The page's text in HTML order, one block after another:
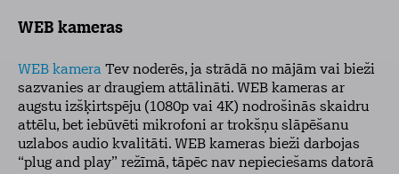
WEB kameras
WEB kamera Tev noderēs, ja strādā no mājām vai bieži
sazvanies ar draugiem attālināti. WEB kameras ar
augstu izšķirtspēju (1080p vai 4K) nodrošinās skaidru
attēlu, bet iebūvēti mikrofoni ar trokšņu slāpēšanu
uzlabos audio kvalitāti. WEB kameras bieži darbojas
“plug and play” režīmā, tāpēc nav nepieciešams datorā